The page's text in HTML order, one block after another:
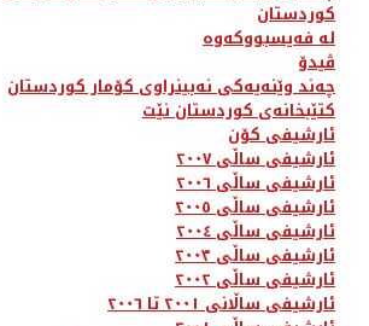
کوردستان
لە فەیسبووکەوە
ڤیدۆ
چەند وێنەیەکی نەبینراوی کۆمار کوردستان
کتێبخانەی کوردستان نێت
ئارشیفی کۆن
ئارشیفی ساڵی ٢٠٠٧
ئارشیفی ساڵی ٢٠٠٦
ئارشیفی ساڵی ٢٠٠٥
ئارشیفی ساڵی ٢٠٠٤
ئارشیفی ساڵی ٢٠٠٣
ئارشیفی ساڵی ٢٠٠٢
ئارشیفی ساڵانی ٢٠٠١ تا ٢٠٠٦